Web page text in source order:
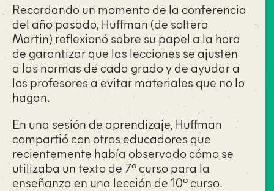
Recordando un momento de la conferencia
del año pasado, Huffman (de soltera
Martin) reflexionó sobre su papel a la hora
de garantizar que las lecciones se ajusten
a las normas de cada grado y de ayudar a
los profesores a evitar materiales que no lo
hagan.
En una sesión de aprendizaje, Huffman
compartió con otros educadores que
recientemente había observado cómo se
utilizaba un texto de 7º curso para la
enseñanza en una lección de 10º curso.